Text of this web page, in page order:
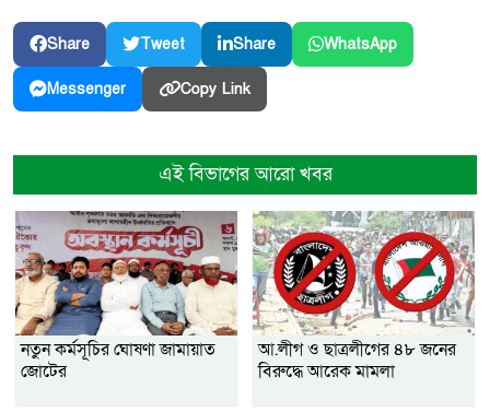
Share Tweet Share WhatsApp
Messenger Copy Link
এই বিভাগের আরো খবর
নতুন কর্মসূচির ঘোষণা জামায়াত
জোটের
আ.লীগ ও ছাত্রলীগের ৪৮ জনের
বিরুদ্ধে আরেক মামলা